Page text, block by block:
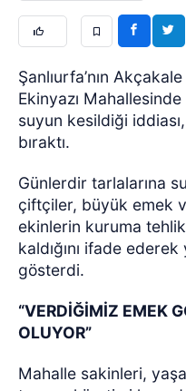
Şanlıurfa’nın
Ekinyazı
suyun kesildiği
bıraktı.
Günlerdir tarlalarına
çiftçiler, büyük emek
ekinlerin kuruma
kaldığını ifade
gösterdi.
“VERDİĞİMİZ EMEK
OLUYOR”
Mahalle sakinleri,